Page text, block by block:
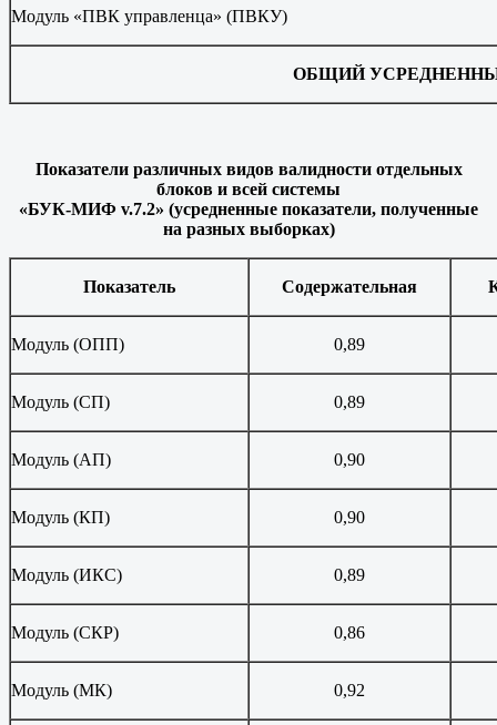
Модуль «ПВК управленца» (ПВКУ)
ОБЩИЙ
Показатели различных видов валидности отдельных
блоков и всей системы
«БУК-МИФ v.7.2» (усредненные показатели, полученные
на разных выборках)
Показатель Содержательная
Модуль (ОПП) 0,89
Модуль (СП) 0,89
Модуль (АП) 0,90
Модуль (КП) 0,90
Модуль (ИКС) 0,89
Модуль (СКР) 0,86
Модуль (МК) 0,92